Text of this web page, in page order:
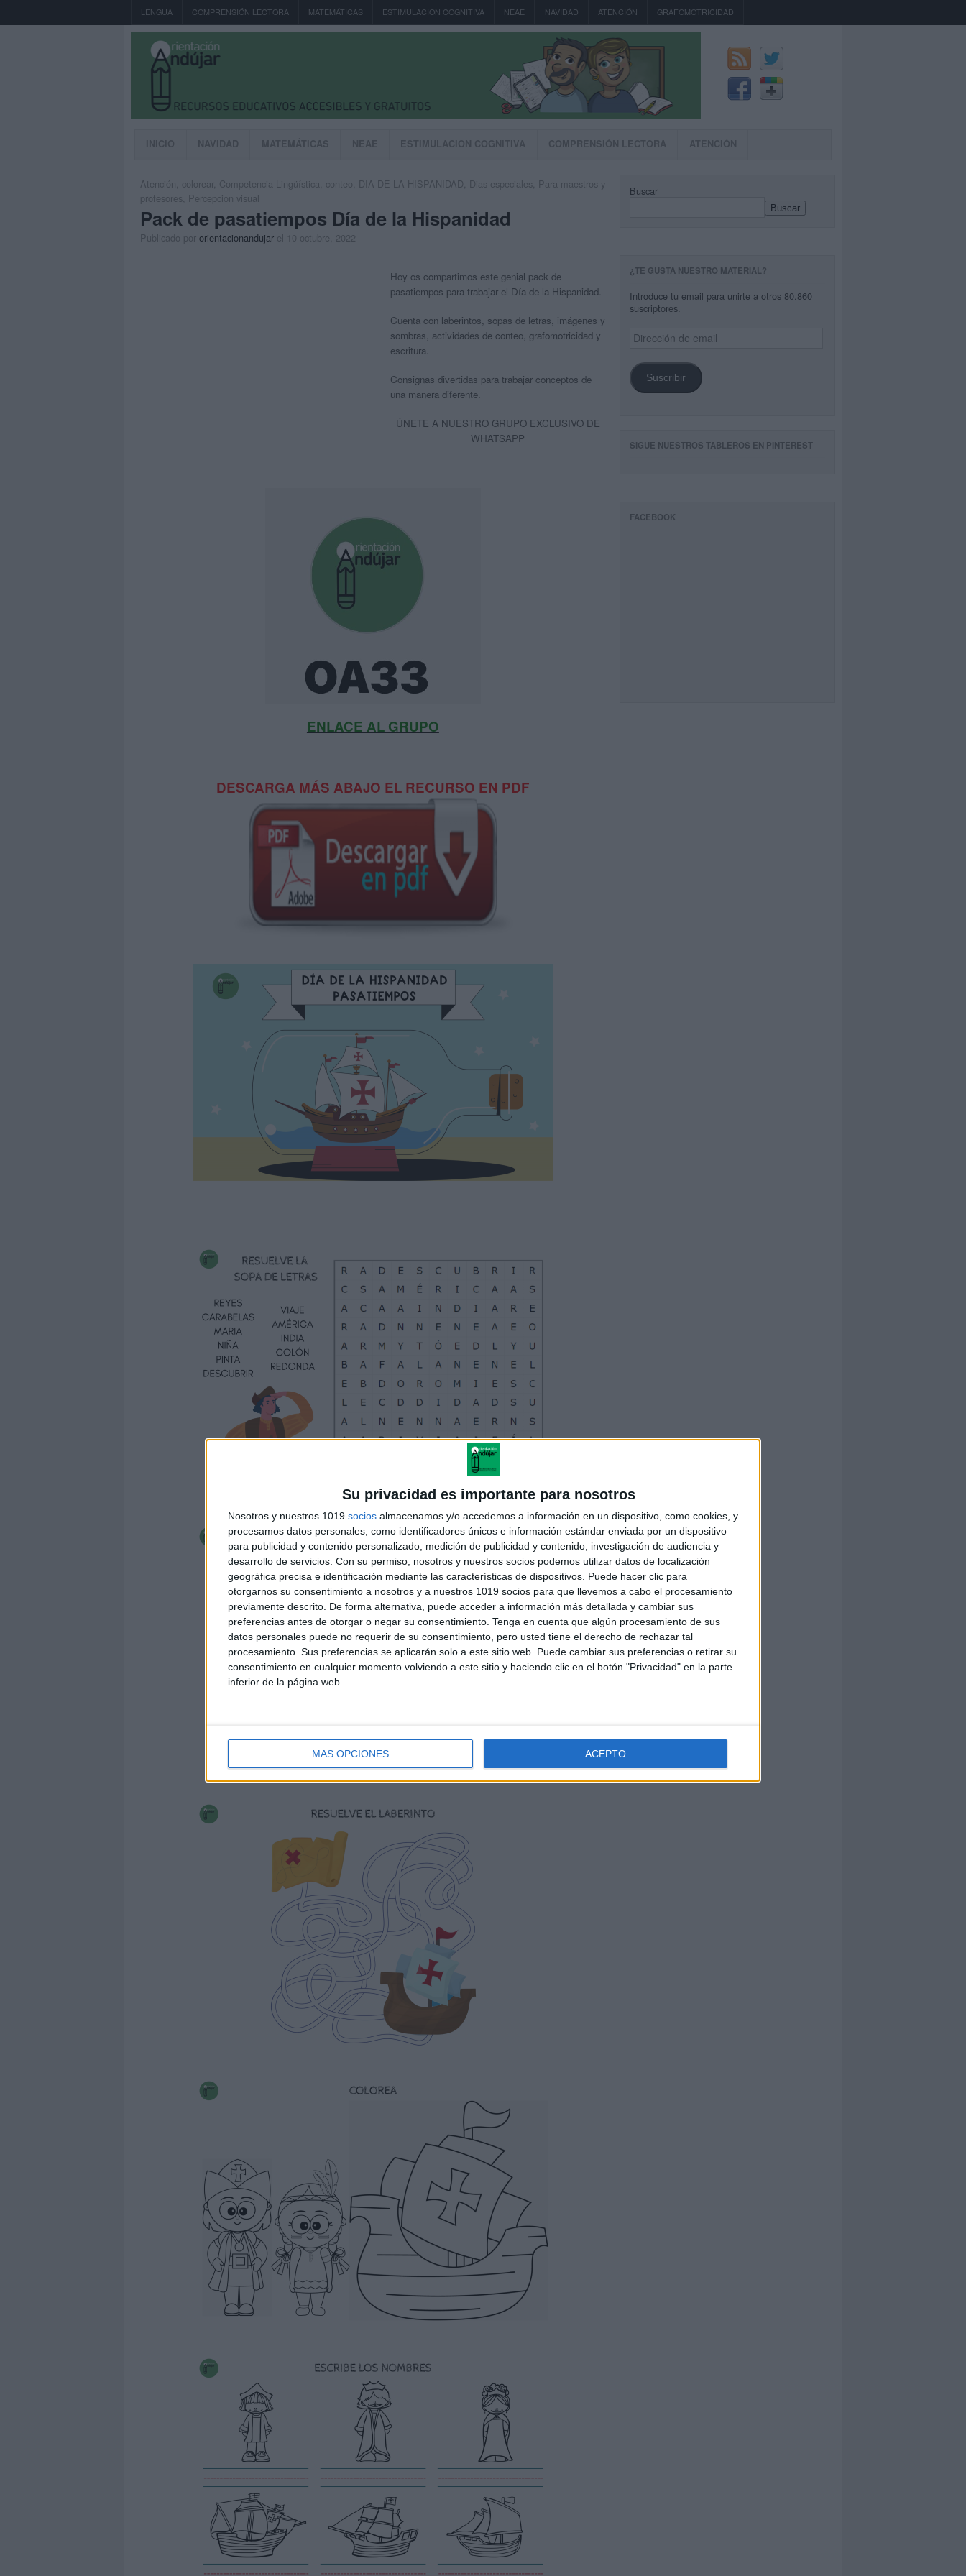
Su privacidad es importante para nosotros
Nosotros y nuestros 1019 socios almacenamos y/o accedemos a información en un dispositivo, como cookies, y
procesamos datos personales, como identificadores únicos e información estándar enviada por un dispositivo
para publicidad y contenido personalizado, medición de publicidad y contenido, investigación de audiencia y
desarrollo de servicios. Con su permiso, nosotros y nuestros socios podemos utilizar datos de localización
geográfica precisa e identificación mediante las características de dispositivos. Puede hacer clic para
otorgarnos su consentimiento a nosotros y a nuestros 1019 socios para que llevemos a cabo el procesamiento
previamente descrito. De forma alternativa, puede acceder a información más detallada y cambiar sus
preferencias antes de otorgar o negar su consentimiento. Tenga en cuenta que algún procesamiento de sus
datos personales puede no requerir de su consentimiento, pero usted tiene el derecho de rechazar tal
procesamiento. Sus preferencias se aplicarán solo a este sitio web. Puede cambiar sus preferencias o retirar su
consentimiento en cualquier momento volviendo a este sitio y haciendo clic en el botón "Privacidad" en la parte
inferior de la página web.
MÁS OPCIONES ACEPTO
LENGUA COMPRENSIÓN LECTORA MATEMÁTICAS ESTIMULACION COGNITIVA NEAE NAVIDAD ATENCIÓN GRAFOMOTRICIDAD
INICIO NAVIDAD MATEMÁTICAS NEAE ESTIMULACION COGNITIVA COMPRENSIÓN LECTORA ATENCIÓN
Atención colorear, Competencia Lingüística conteo DIA DE LA HISPANIDAD Dias especiales
Para maestros y
profesores
Percepcion visual
Pack de pasatiempos Día de la Hispanidad
Publicado por orientacionandujar el 10 octubre, 2022
Hoy os compartimos este genial pack de
pasatiempos para trabajar el Día de la Hispanidad.
Cuenta con laberintos, sopas de letras, imágenes y
sombras, actividades de conteo, grafomotricidad y
escritura.
Consignas divertidas para trabajar conceptos de
una manera diferente.
ÚNETE A NUESTRO GRUPO EXCLUSIVO DE
WHATSAPP
ENLACE AL GRUPO
DESCARGA MÁS ABAJO EL RECURSO EN PDF
Buscar
Buscar
¿TE GUSTA NUESTRO MATERIAL?
Introduce tu email para unirte a otros 80.860
suscriptores.
Dirección
de
Suscribir
SIGUE NUESTROS TABLEROS EN PINTEREST
FACEBOOK